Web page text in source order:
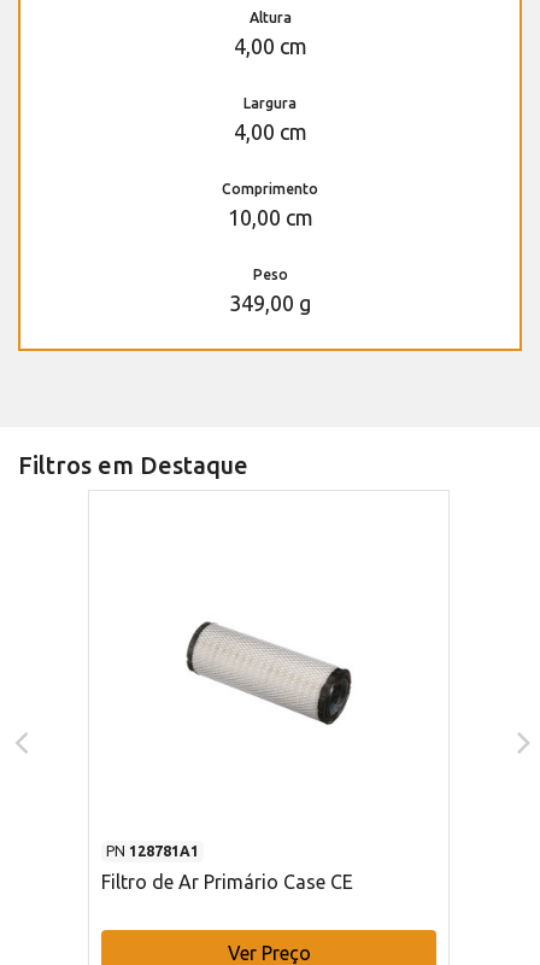
Altura
4,00 cm
Largura
4,00 cm
Comprimento
10,00 cm
Peso
349,00 g
Filtros em Destaque
PN 128781A1
Filtro de Ar Primário Case CE
Ver Preço